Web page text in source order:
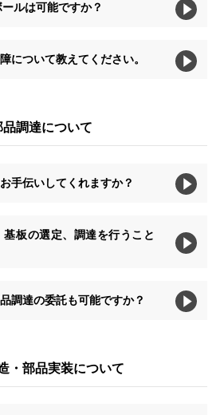
ルは可能ですか？
について教えてください。
品調達について
手伝いしてくれますか？
板の選定、調達を行うこと
調達の委託も可能ですか？
・部品実装について